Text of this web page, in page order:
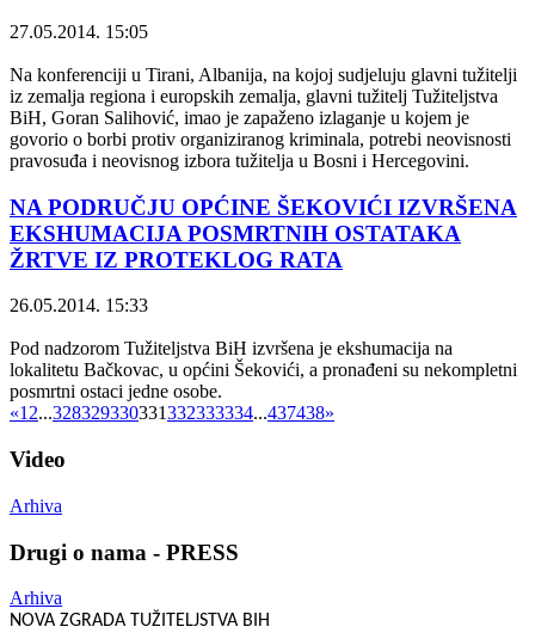
27.05.2014. 15:05
Na konferenciji u Tirani, Albanija, na kojoj sudjeluju glavni tužitelji
iz zemalja regiona i europskih zemalja, glavni tužitelj Tužiteljstva
BiH, Goran Salihović, imao je zapaženo izlaganje u kojem je
govorio o borbi protiv organiziranog kriminala, potrebi neovisnosti
pravosuđa i neovisnog izbora tužitelja u Bosni i Hercegovini.
NA PODRUČJU OPĆINE ŠEKOVIĆI IZVRŠENA
EKSHUMACIJA POSMRTNIH OSTATAKA
ŽRTVE IZ PROTEKLOG RATA
26.05.2014. 15:33
Pod nadzorom Tužiteljstva BiH izvršena je ekshumacija na
lokalitetu Bačkovac, u općini Šekovići, a pronađeni su nekompletni
posmrtni ostaci jedne osobe.
«12...328329330331332333334...437438»
Video
Arhiva
Drugi o nama - PRESS
Arhiva
NOVA ZGRADA TUŽITELJSTVA BIH